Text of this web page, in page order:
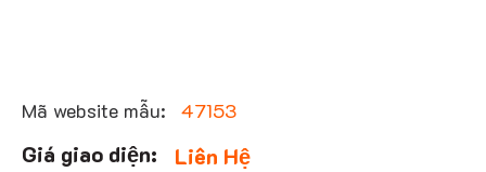
Mã website mẫu: 47153
Liên Hệ